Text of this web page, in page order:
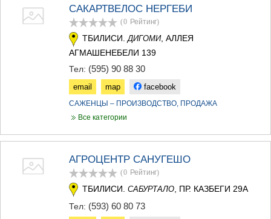
САКАРТВЕЛОС НЕРГЕБИ
(0 Рейтинг)
ТБИЛИСИ.ДИГОМИ, АЛЛЕЯ
АГМАШЕНЕБЕЛИ 139
Тел: (595) 90 88 30
email map facebook
САЖЕНЦЫ – ПРОИЗВОДСТВО, ПРОДАЖА
Все категории
АГРОЦЕНТР САНУГЕШО
(0 Рейтинг)
ТБИЛИСИ. САБУРТАЛО , ПР. КАЗБЕГИ 29А
Тел: (593) 60 80 73